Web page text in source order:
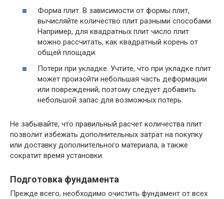
Форма плит. В зависимости от формы плит,
вычисляйте количество плит разными способами.
Например, для квадратных плит число плит
можно рассчитать, как квадратный корень от
общей площади.
Потери при укладке. Учтите, что при укладке плит
может произойти небольшая часть деформации
или повреждений, поэтому следует добавить
небольшой запас для возможных потерь.
Не забывайте, что правильный расчет количества плит
позволит избежать дополнительных затрат на покупку
или доставку дополнительного материала, а также
сократит время установки.
Подготовка фундамента
Прежде всего, необходимо очистить фундамент от всех